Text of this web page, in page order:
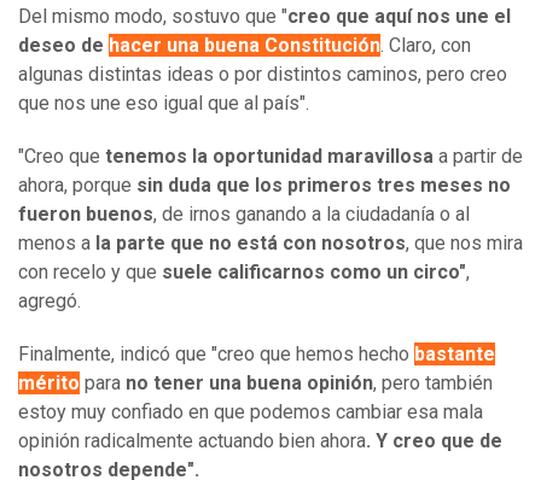
Del mismo modo, sostuvo que "creo que aquí nos une el
deseo de hacer una buena Constitución. Claro, con
algunas distintas ideas o por distintos caminos, pero creo
que nos une eso igual que al país".
"Creo que tenemos la oportunidad maravillosa a partir de
ahora, porque sin duda que los primeros tres meses no
fueron buenos, de irnos ganando a la ciudadanía o al
menos a la parte que no está con nosotros, que nos mira
con recelo y que suele calificarnos como un circo",
agregó.
Finalmente, indicó que "creo que hemos hecho bastante
mérito para no tener una buena opinión, pero también
estoy muy confiado en que podemos cambiar esa mala
opinión radicalmente actuando bien ahora. Y creo que de
nosotros depende".